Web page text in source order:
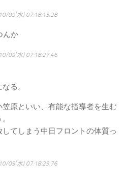
09(水) 07:18:13.28
んか
09(水) 07:18:27.46
る。
原といい、有能な指導者を生む
てしまう中日フロントの体質っ
09(水) 07:18:29.76